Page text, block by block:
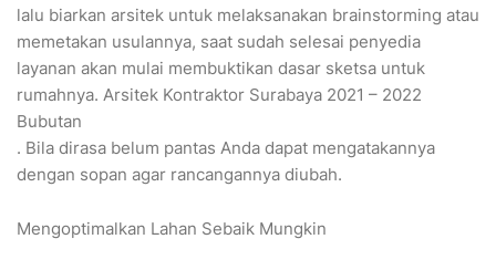
lalu biarkan arsitek untuk melaksanakan brainstorming atau
memetakan usulannya, saat sudah selesai penyedia
layanan akan mulai membuktikan dasar sketsa untuk
rumahnya. Arsitek Kontraktor Surabaya 2021 – 2022
Bubutan
. Bila dirasa belum pantas Anda dapat mengatakannya
dengan sopan agar rancangannya diubah.
Mengoptimalkan Lahan Sebaik Mungkin